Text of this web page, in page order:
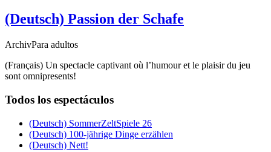
(Deutsch) Passion der Schafe
ArchivPara adultos
(Français) Un spectacle captivant où l’humour et le plaisir du jeu
sont omnipresents!
Todos los espectáculos
(Deutsch) SommerZeltSpiele 26
(Deutsch) 100-jährige Dinge erzählen
(Deutsch) Nett!